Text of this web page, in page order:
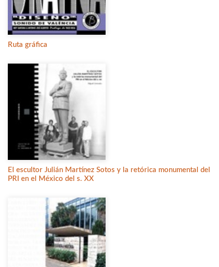
Ruta gráfica
El escultor Julián Martínez Sotos y la retórica monumental del
PRI en el México del s. XX